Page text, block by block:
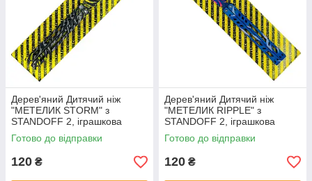
Дерев'яний Дитячий ніж
"МЕТЕЛИК STORM" з
STANDOFF 2, іграшкова
зброя
Готово до відправки
120 ₴
Дерев'яний Дитячий ніж
"МЕТЕЛИК RIPPLE" з
STANDOFF 2, іграшкова
зброя
Готово до відправки
120 ₴